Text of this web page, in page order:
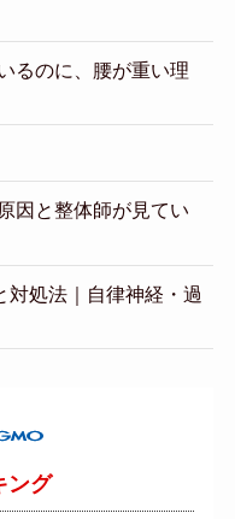
るのに、腰が重い理
因と整体師が見てい
対処法｜自律神経・過